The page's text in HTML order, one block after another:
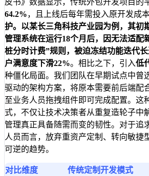
64.2%，且上线后每年需投入原开发成
护。以某长三角科技产业园为例，其初
管理系统在运行18个月后，因无法适配
桩分时计费”规则，被迫冻结功能迭代
户满意度下滑22%。相比之下，引入低
种僵化局面。我们团队在早期试点中曾
驱动的架构方案，将原本需要前后端配
至业务人员拖拽组件即可完成配置。这
式，不仅让技术决策者从重复造轮子中
管理真正具备随需而变的韧性。对于追
人员而言，放弃重资产定制、转向敏捷
可逆的趋势。
对比维度 传统定制开发模式